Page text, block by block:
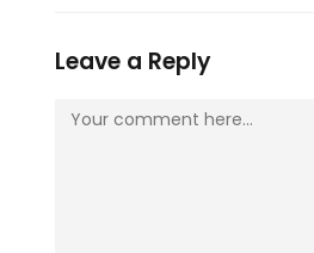
Leave a Reply